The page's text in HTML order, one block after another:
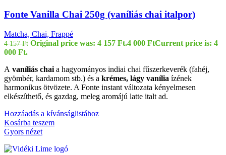
Fonte Vanilla Chai 250g (vaníliás chai italpor)
Matcha, Chai, Frappé
4 157Ft Original price was: 4 157 Ft.4 000 FtCurrent price is: 4
000 Ft.
A vaníliás chai a hagyományos indiai chai fűszerkeverék (fahéj,
gyömbér, kardamom stb.) és a krémes, lágy vanília ízének
harmonikus ötvözete. A Fonte instant változata kényelmesen
elkészíthető, és gazdag, meleg aromájú latte italt ad.
Hozzáadás a kívánságlistához
Kosárba teszem
Gyors nézet